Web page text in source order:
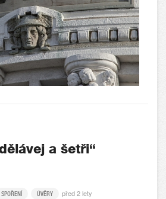
a šetři“
SPOŘENÍ ÚVĚRY před 2 lety